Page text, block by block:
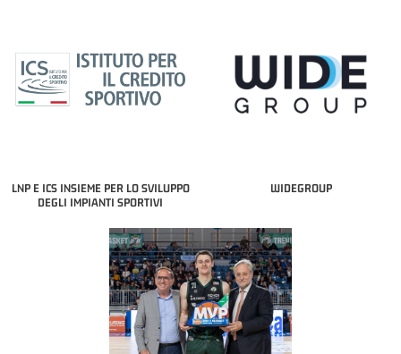
LNP E ICS INSIEME PER LO SVILUPPO
DEGLI IMPIANTI SPORTIVI
WIDEGROUP